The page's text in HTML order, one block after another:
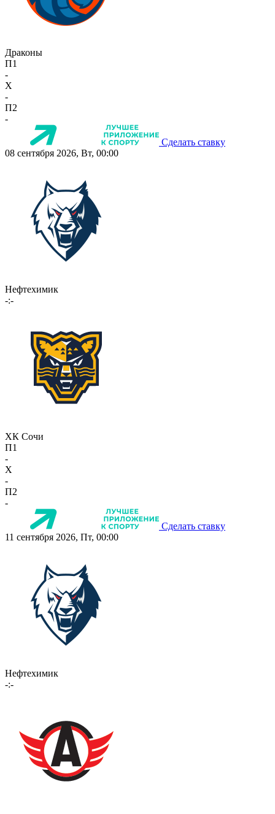
Драконы
П1
-
X
-
П2
-
Сделать ставку
08 сентября 2026, Вт, 00:00
Нефтехимик
-:-
ХК Сочи
П1
-
X
-
П2
-
Сделать ставку
11 сентября 2026, Пт, 00:00
Нефтехимик
-:-